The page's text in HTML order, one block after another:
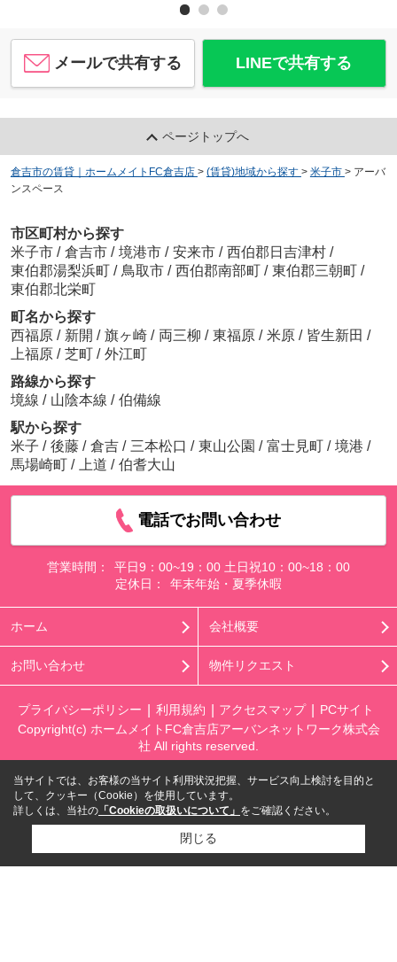
メールで共有する LINEで共有する
ページトップへ
倉吉市の賃貸｜ホームメイトFC倉吉店 > (賃貸)地域から探す > 米子市 > アーバ
ンスペース
市区町村から探す
米子市 / 倉吉市 / 境港市 / 安来市 / 西伯郡日吉津村 /
東伯郡湯梨浜町 / 鳥取市 / 西伯郡南部町 / 東伯郡三朝町 /
東伯郡北栄町
町名から探す
西福原 / 新開 / 旗ヶ崎 / 両三柳 / 東福原 / 米原 / 皆生新田 /
上福原 / 芝町 / 外江町
路線から探す
境線 / 山陰本線 / 伯備線
駅から探す
米子 / 後藤 / 倉吉 / 三本松口 / 東山公園 / 富士見町 / 境港 /
馬場崎町 / 上道 / 伯耆大山
電話でお問い合わせ
営業時間：
平日9：00~19：00 土日祝10：00~18：00
定休日：
年末年始・夏季休暇
ホーム 会社概要
お問い合わせ 物件リクエスト
プライバシーポリシー 利用規約 アクセスマップ
PCサイト
Copyright(c) ホームメイトFC倉吉店アーバンネットワーク株式会
社 All rights reserved.
当サイトでは、お客様の当サイト利用状況把握、サービス向上検討を目的と
して、クッキー（Cookie）を使用しています。
詳しくは、当社の 「Cookieの取扱いについて」 をご確認ください。
閉じる